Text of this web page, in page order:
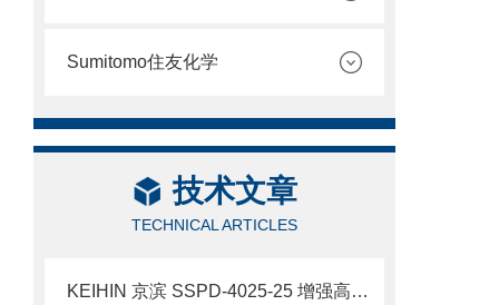
Sumitomo住友化学
技术文章
TECHNICAL ARTICLES
KEIHIN 京滨 SSPD-4025-25 增强高压直动电磁阀 SUS304 不锈钢阀 简介